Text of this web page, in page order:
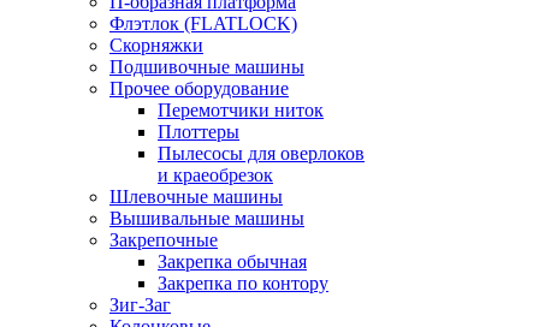
Флэтлок (FLATLOCK)
Скорняжки
Подшивочные машины
Прочее оборудование
Перемотчики ниток
Плоттеры
Пылесосы для оверлоков
и краеобрезок
Шлевочные машины
Вышивальные машины
Закрепочные
Закрепка обычная
Закрепка по контору
Зиг-Заг